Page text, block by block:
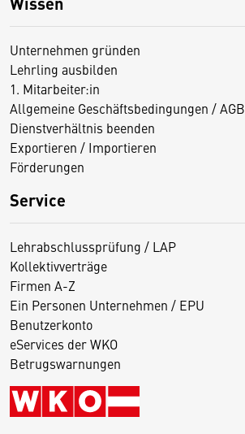
Unternehmen gründen
Lehrling ausbilden
1. Mitarbeiter:in
Allgemeine Geschäftsbedingungen / AGB
Dienstverhältnis beenden
Exportieren / Importieren
Förderungen
Service
Lehrabschlussprüfung / LAP
Kollektivverträge
Firmen A-Z
Ein Personen Unternehmen / EPU
Benutzerkonto
eServices der WKO
Betrugswarnungen